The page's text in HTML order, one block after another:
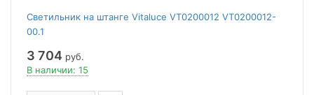
Светильник на штанге Vitaluce VT0200012 VT0200012-
00.1
3 704 руб.
В наличии: 15